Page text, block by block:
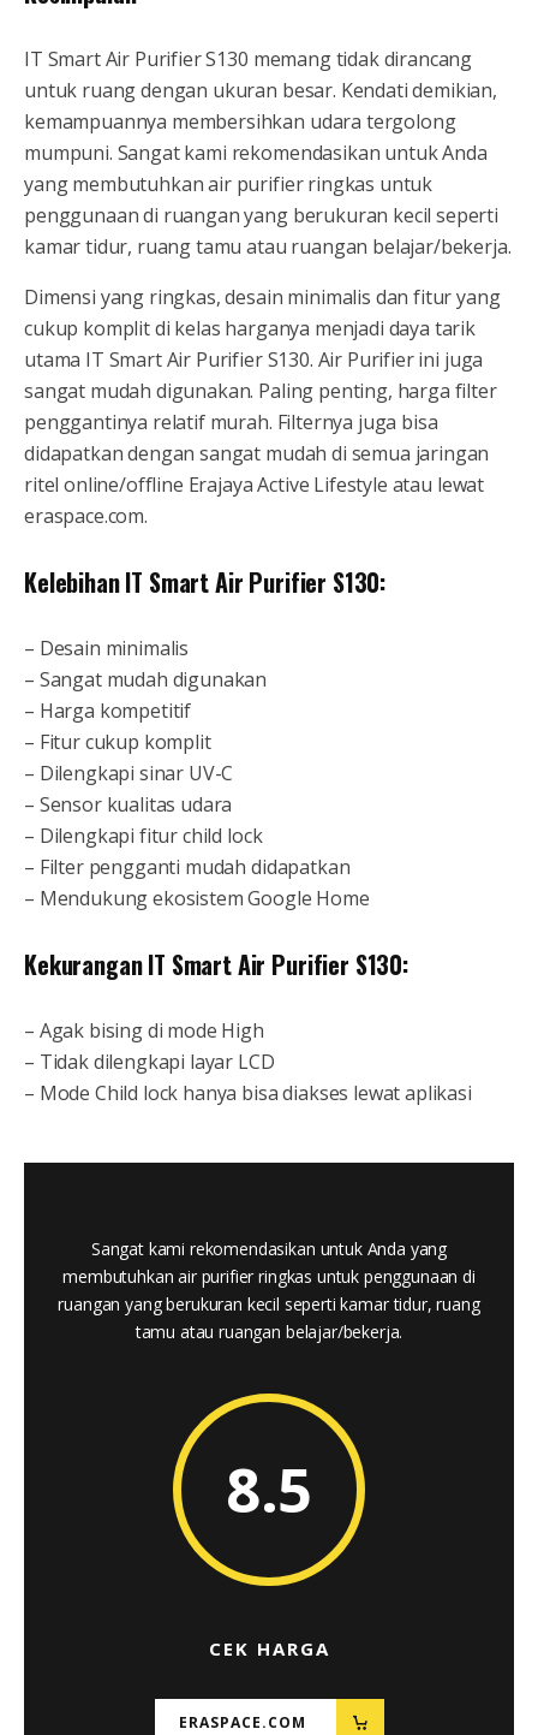
IT Smart Air Purifier S130 memang tidak dirancang
untuk ruang dengan ukuran besar. Kendati demikian,
kemampuannya membersihkan udara tergolong
mumpuni. Sangat kami rekomendasikan untuk Anda
yang membutuhkan air purifier ringkas untuk
penggunaan di ruangan yang berukuran kecil seperti
kamar tidur, ruang tamu atau ruangan belajar/bekerja.
Dimensi yang ringkas, desain minimalis dan fitur yang
cukup komplit di kelas harganya menjadi daya tarik
utama IT Smart Air Purifier S130. Air Purifier ini juga
sangat mudah digunakan. Paling penting, harga filter
penggantinya relatif murah. Filternya juga bisa
didapatkan dengan sangat mudah di semua jaringan
ritel online/offline Erajaya Active Lifestyle atau lewat
eraspace.com.
Kelebihan IT Smart Air Purifier S130:
– Desain minimalis
– Sangat mudah digunakan
– Harga kompetitif
– Fitur cukup komplit
– Dilengkapi sinar UV-C
– Sensor kualitas udara
– Dilengkapi fitur child lock
– Filter pengganti mudah didapatkan
– Mendukung ekosistem Google Home
Kekurangan IT Smart Air Purifier S130:
– Agak bising di mode High
– Tidak dilengkapi layar LCD
– Mode Child lock hanya bisa diakses lewat aplikasi
Sangat kami rekomendasikan untuk Anda yang
membutuhkan air purifier ringkas untuk penggunaan di
ruangan yang berukuran kecil seperti kamar tidur, ruang
tamu atau ruangan belajar/bekerja.
8.5
CEK HARGA
ERASPACE.COM